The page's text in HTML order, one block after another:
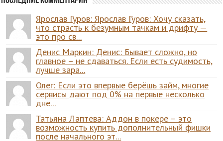
Ярослав Гуров: Ярослав Гуров: Хочу сказать,
что страсть к безумным тачкам и дрифту —
это про св...
Денис Маркин: Денис: Бывает сложно, но
главное – не сдаваться. Если есть судимость,
лучше зара...
Олег: Если это впервые берёшь займ, многие
сервисы дают под 0% на первые несколько
дне...
Татьяна Лаптева: Аддон в покере – это
возможность купить дополнительный фишки
после начального эт...